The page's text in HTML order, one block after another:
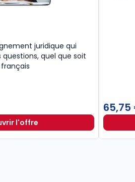
juridique qui
quel que soit
l'offre
L'appel expert à partir de
Dès